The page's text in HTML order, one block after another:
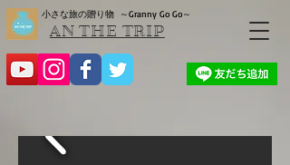
小さな旅の贈り物 ～Granny Go Go～
AN THE TRIP